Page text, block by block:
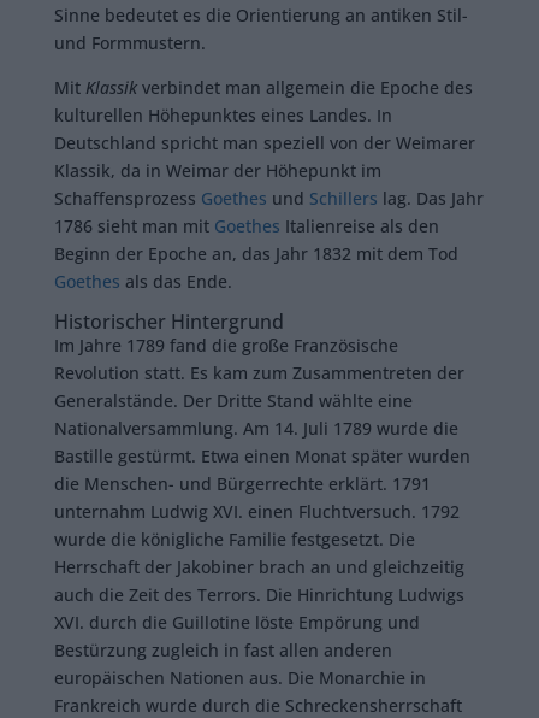
Sinne bedeutet es die Orientierung an antiken Stil-
und Formmustern.
Mit Klassikverbindet man allgemein die Epoche des
kulturellen Höhepunktes eines Landes. In
Deutschland spricht man speziell von der Weimarer
Klassik, da in Weimar der Höhepunkt im
Schaffensprozess Goethes und Schillers lag. Das Jahr
1786 sieht man mit Goethes Italienreise als den
Beginn der Epoche an, das Jahr 1832 mit dem Tod
Goethes als das Ende.
Historischer Hintergrund
Im Jahre 1789 fand die große Französische
Revolution statt. Es kam zum Zusammentreten der
Generalstände. Der Dritte Stand wählte eine
Nationalversammlung. Am 14. Juli 1789 wurde die
Bastille gestürmt. Etwa einen Monat später wurden
die Menschen- und Bürgerrechte erklärt. 1791
unternahm Ludwig XVI. einen Fluchtversuch. 1792
wurde die königliche Familie festgesetzt. Die
Herrschaft der Jakobiner brach an und gleichzeitig
auch die Zeit des Terrors. Die Hinrichtung Ludwigs
XVI. durch die Guillotine löste Empörung und
Bestürzung zugleich in fast allen anderen
europäischen Nationen aus. Die Monarchie in
Frankreich wurde durch die Schreckensherrschaft